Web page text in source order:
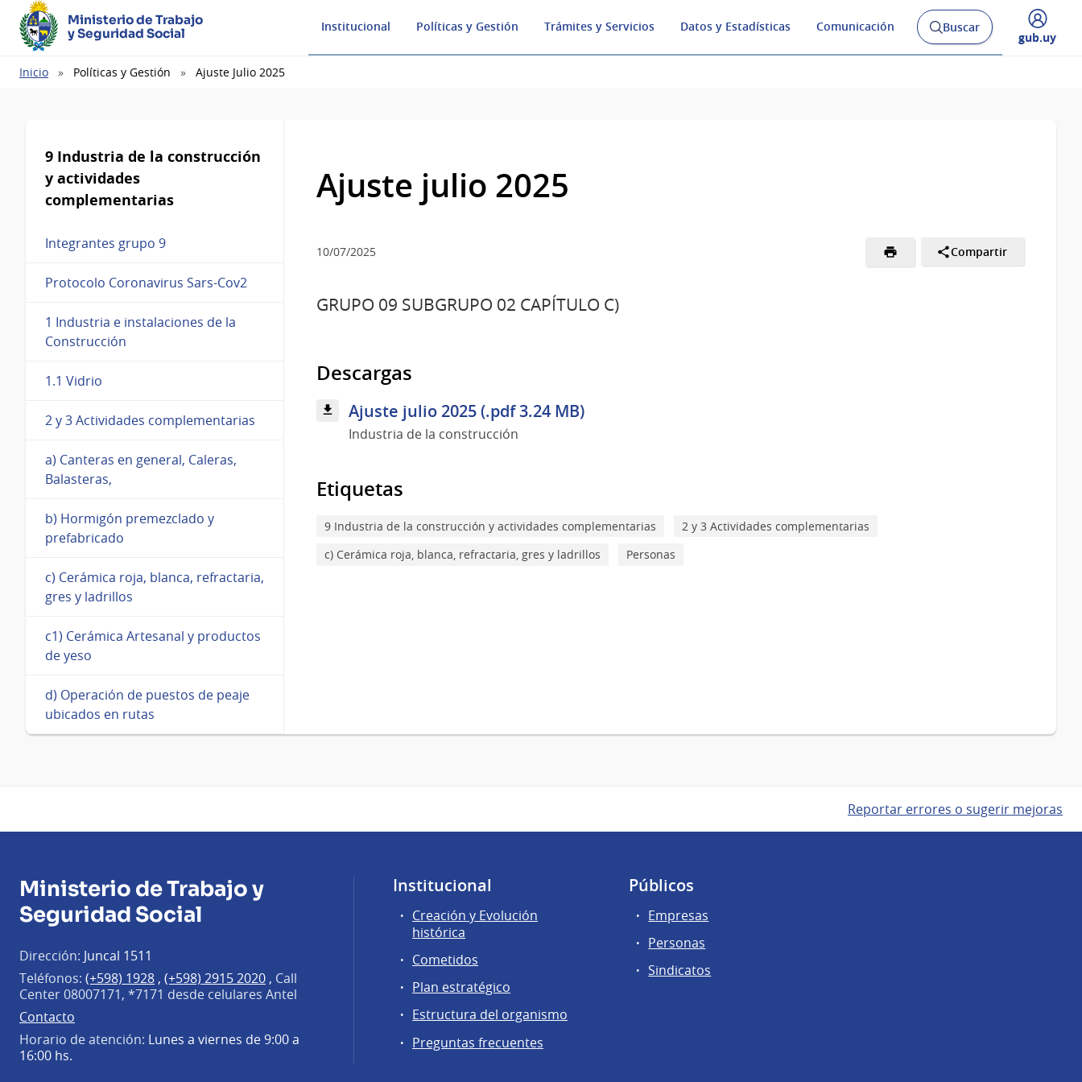
Ministerio de Trabajo
y Seguridad Social
Institucional Políticas y Gestión Trámites y Servicios Datos y Estadísticas Comunicación
Abrir
buscador
Buscar
Desplegar
gub.uy
Ruta
Inicio Políticas y Gestión Ajuste Julio 2025
9 Industria de la construcción
y actividades
complementarias
Integrantes grupo 9
Protocolo Coronavirus Sars-Cov2
1 Industria e instalaciones de la
Construcción
1.1 Vidrio
2 y 3 Actividades complementarias
a) Canteras en general, Caleras,
Balasteras,
b) Hormigón premezclado y
prefabricado
c) Cerámica roja, blanca, refractaria,
gres y ladrillos
c1) Cerámica Artesanal y productos
de yeso
d) Operación de puestos de peaje
ubicados en rutas
Ajuste julio 2025
10/07/2025 Compartir
GRUPO 09 SUBGRUPO 02 CAPÍTULO C)
Descargas
Ajuste julio 2025 (.pdf 3.24 MB)
Industria de la construcción
Etiquetas
9 Industria de la construcción y actividades complementarias
2 y 3 Actividades complementarias
c) Cerámica roja, blanca, refractaria, gres y ladrillos
Personas
Reportar errores o sugerir mejoras
Ministerio de Trabajo y
Seguridad Social
Dirección: Juncal 1511
Teléfonos: (+598) 1928 , (+598) 2915 2020 , Call
Center 08007171, *7171 desde celulares Antel
Contacto
Horario de atención: Lunes a viernes de 9:00 a
16:00 hs.
Institucional
Creación y Evolución
histórica
Cometidos
Plan estratégico
Estructura del organismo
Preguntas frecuentes
Públicos
Empresas
Personas
Sindicatos